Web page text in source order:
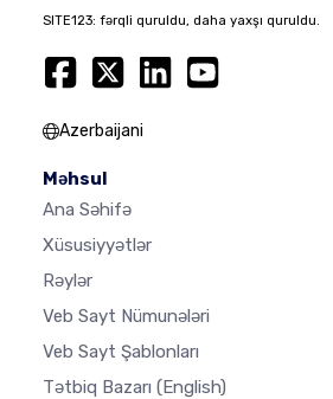
SITE123: fərqli quruldu, daha yaxşı quruldu.
Azerbaijani
Məhsul
Ana Səhifə
Xüsusiyyətlər
Rəylər
Veb Sayt Nümunələri
Veb Sayt Şablonları
Tətbiq Bazarı (English)